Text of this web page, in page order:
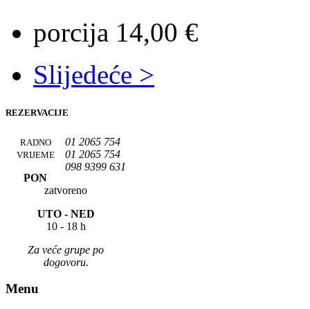
porcija 14,00 €
Slijedeće >
REZERVACIJE
01 2065 754
01 2065 754
098 9399 631
RADNO
VRIJEME
PON
zatvoreno
UTO - NED
10 - 18 h
Za veće grupe po
dogovoru.
Menu